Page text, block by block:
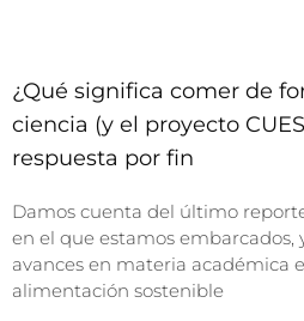
¿Qué significa comer de
ciencia (y el proyecto
respuesta por fin
Damos cuenta del último
en el que estamos embarcados,
avances en materia académica
alimentación sostenible